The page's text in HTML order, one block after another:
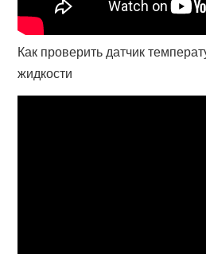
Как проверить датчик
жидкости